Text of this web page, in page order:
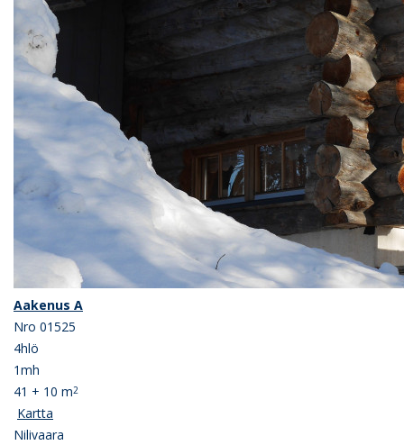
Aakenus A
Nro 01525
4hlö
1mh
41 + 10 m2
Kartta
Nilivaara